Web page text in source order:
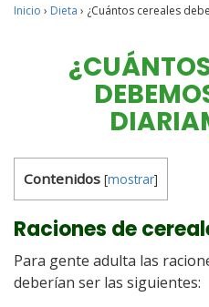
Inicio › Dieta › ¿Cuántos cereales
Contenidos [mostrar]
Raciones de
Para gente adulta las
deberían ser las siguientes: